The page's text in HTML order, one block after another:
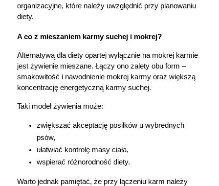
organizacyjne, które należy uwzględnić przy planowaniu
diety.
A co z mieszaniem karmy suchej i mokrej?
Alternatywą dla diety opartej wyłącznie na mokrej karmie
jest żywienie mieszane. Łączy ono zalety obu form –
smakowitość i nawodnienie mokrej karmy oraz większą
koncentrację energetyczną karmy suchej.
Taki model żywienia może:
zwiększać akceptację posiłków u wybrednych
psów,
ułatwiać kontrolę masy ciała,
wspierać różnorodność diety.
Warto jednak pamiętać, że przy łączeniu karm należy